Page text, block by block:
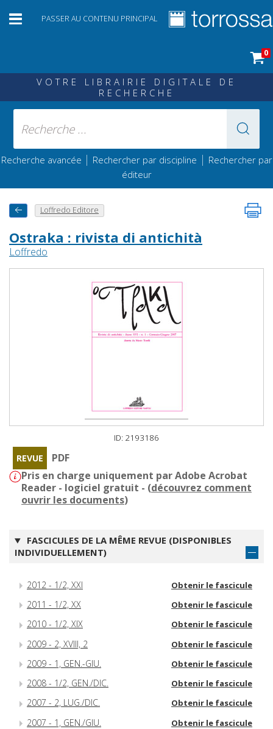
PASSER AU CONTENU PRINCIPAL
0
VOTRE LIBRAIRIE DIGITALE DE
RECHERCHE
Recherche avancée | Rechercher par discipline | Rechercher par
éditeur
Loffredo Editore
Ostraka : rivista di antichità
Loffredo
ID: 2193186
REVUE
PDF
Pris en charge uniquement par Adobe Acrobat
Reader - logiciel gratuit - (découvrez comment
ouvrir les documents)
FASCICULES DE LA MÊME REVUE (DISPONIBLES
INDIVIDUELLEMENT)
2012 - 1/2, XXI Obtenir le fascicule
2011 - 1/2, XX Obtenir le fascicule
2010 - 1/2, XIX Obtenir le fascicule
2009 - 2, XVIII, 2 Obtenir le fascicule
2009 - 1, GEN.-GIU. Obtenir le fascicule
2008 - 1/2, GEN./DIC. Obtenir le fascicule
2007 - 2, LUG./DIC. Obtenir le fascicule
2007 - 1, GEN./GIU. Obtenir le fascicule